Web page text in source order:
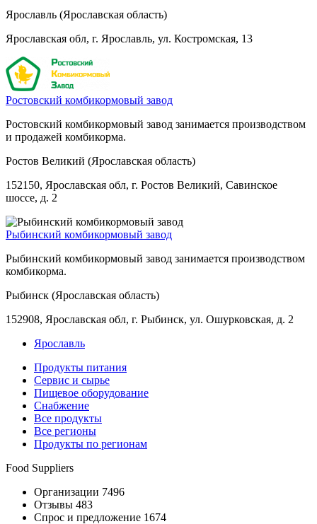
Ярославль (Ярославская область)
Ярославская обл, г. Ярославль, ул. Костромская, 13
Ростовский комбикормовый завод
Ростовский комбикормовый завод занимается производством
и продажей комбикорма.
Ростов Великий (Ярославская область)
152150, Ярославская обл, г. Ростов Великий, Савинское
шоссе, д. 2
Рыбинский комбикормовый завод
Рыбинский комбикормовый завод занимается производством
комбикорма.
Рыбинск (Ярославская область)
152908, Ярославская обл, г. Рыбинск, ул. Ошурковская, д. 2
Ярославль
Продукты питания
Сервис и сырье
Пищевое оборудование
Снабжение
Все продукты
Все регионы
Продукты по регионам
Food Suppliers
Организации 7496
Отзывы 483
Спрос и предложение 1674